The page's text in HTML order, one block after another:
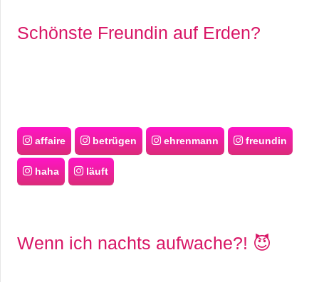
Schönste Freundin auf Erden?
affaire betrügen ehrenmann freundin
haha läuft
Wenn ich nachts aufwache?! 😈